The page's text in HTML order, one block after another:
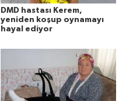
DMD hastası Kerem,
yeniden koşup oynamayı
hayal ediyor